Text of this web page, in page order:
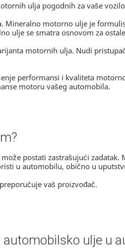
ulja pogodnih za vaše
Mineralno motorno ulje je
ulje se smatra osnovom za
motornih ulja. Nudi
performansi i kvaliteta
motoru vašeg automobila.
postati zastrašujući
u automobilu, obično u
vaš proizvođač.
ulje u